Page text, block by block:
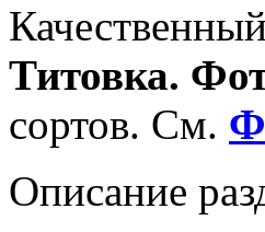
Титовка.
сортов. См.
Описание